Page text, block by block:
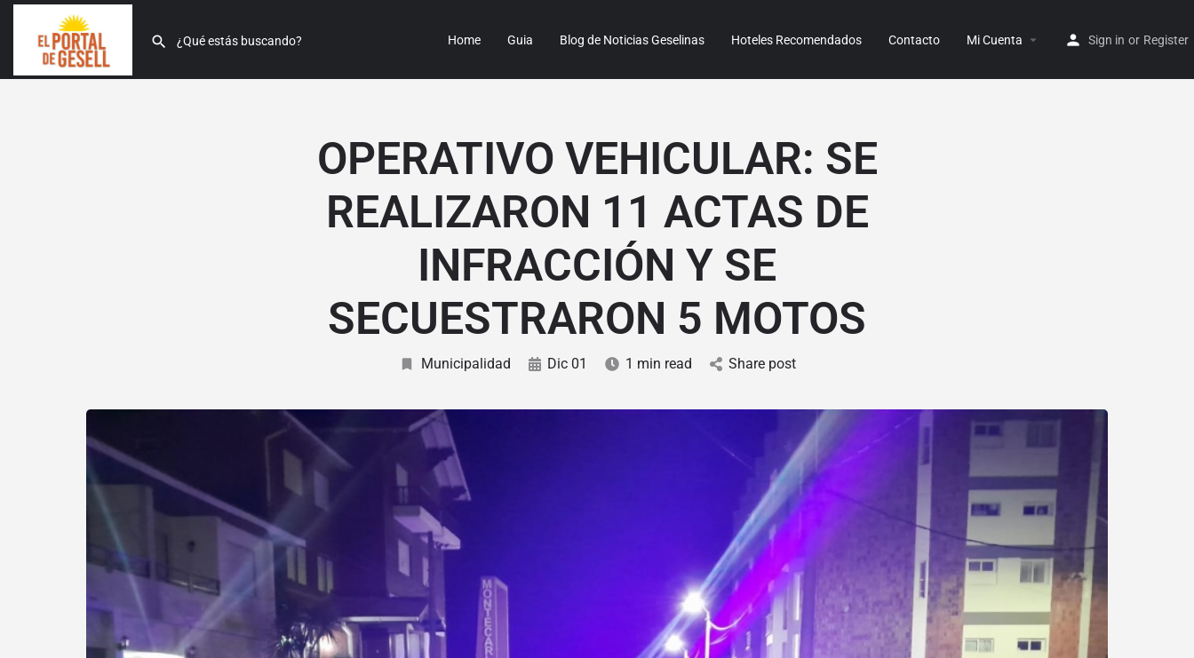
Home Guia Blog de Noticias Geselinas Hoteles Recomendados Contacto Mi Cuenta Sign in or Register
OPERATIVO VEHICULAR: SE
REALIZARON 11 ACTAS DE
INFRACCIÓN Y SE
SECUESTRARON 5 MOTOS
Municipalidad Dic 01 1 min read Share post